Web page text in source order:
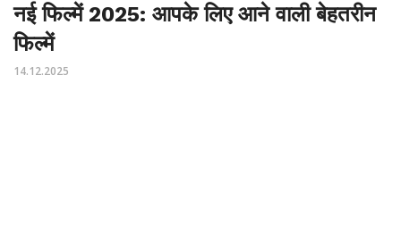
नई फिल्में 2025: आपके लिए आने वाली बेहतरीन
फिल्में
14.12.2025